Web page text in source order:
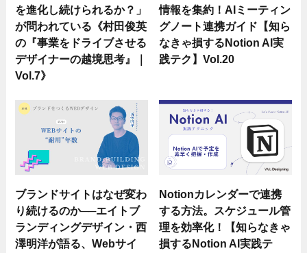
を進化し続けられるか？」
が問われている《村田俊英
の『事業をドライブさせる
デザイナーの越境思考』｜
Vol.7》
情報を集約！AIミーティン
グノート連携ガイド【知ら
なきゃ損するNotion AI実
践テク】Vol.20
ブランドサイトはなぜ変わ
り続けるのか──エイトブ
ランディングデザイン・西
澤明洋が語る、Webサイ
Notionカレンダーで連携
する方法。スケジュール管
理を効率化！【知らなきゃ
損するNotion AI実践テ